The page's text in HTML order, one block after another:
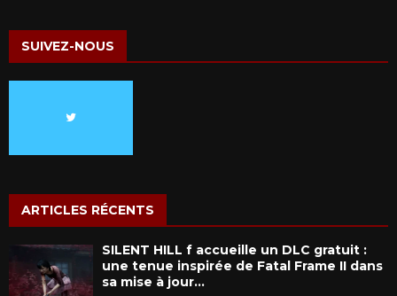
SUIVEZ-NOUS
ARTICLES RÉCENTS
SILENT HILL f accueille un DLC gratuit :
une tenue inspirée de Fatal Frame II dans
sa mise à jour...